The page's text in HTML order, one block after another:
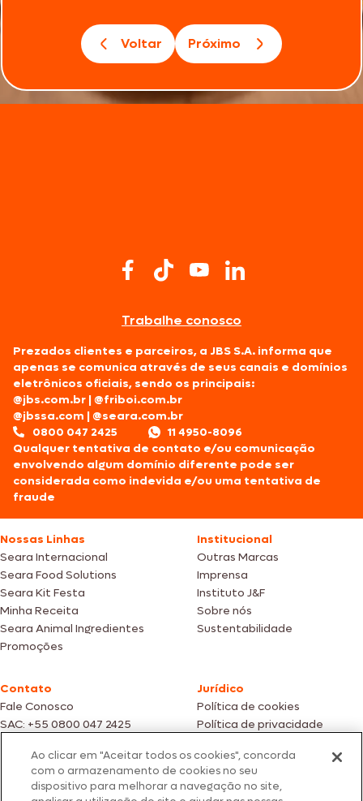
Voltar Próximo
Trabalhe conosco
Prezados clientes e parceiros, a JBS S.A. informa que
apenas se comunica através de seus canais e domínios
eletrônicos oficiais, sendo os principais:
@jbs.com.br |@friboi.com.br
@jbssa.com |@seara.com.br
0800 047 2425
11 4950-8096
Qualquer tentativa de contato e/ou comunicação
envolvendo algum domínio diferente pode ser
considerada como indevida e/ou uma tentativa de
fraude
Nossas Linhas
Seara Internacional
Seara Food Solutions
Seara Kit Festa
Minha Receita
Seara Animal Ingredientes
Promoções
Institucional
Outras Marcas
Imprensa
Instituto J&F
Sobre nós
Sustentabilidade
Contato
Fale Conosco
SAC: +55 0800 047 2425
Jurídico
Política de cookies
Política de privacidade
Fotos meramente ilustrativas | Ofertas válidas enquanto durarem os
estoques dos nossos parceiros | Vendas sujeitas a análise e confirmação
de dados.
Ao clicar em "Aceitar todos os cookies", concorda
com o armazenamento de cookies no seu
dispositivo para melhorar a navegação no site,